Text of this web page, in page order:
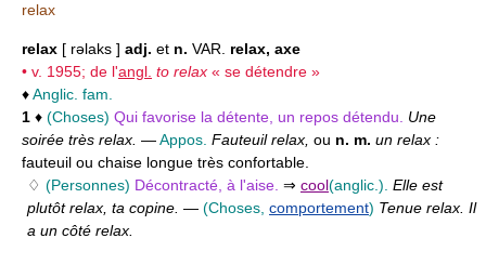
relax
relax [ rəlaks ] adj. et n. VAR. relax, axe
• v. 1955; de l'angl. to relax « se détendre »
♦Anglic. fam.
1 ♦ (Choses) Qui favorise la détente, un repos détendu. Une
soirée très relax. —Appos. Fauteuil relax, ou n. m. un relax :
fauteuil ou chaise longue très confortable.
♢ (Personnes) Décontracté, à l'aise. ⇒ cool(anglic.). Elle est
plutôt relax, ta copine. — (Choses, comportement) Tenue relax. Il
a un côté relax.